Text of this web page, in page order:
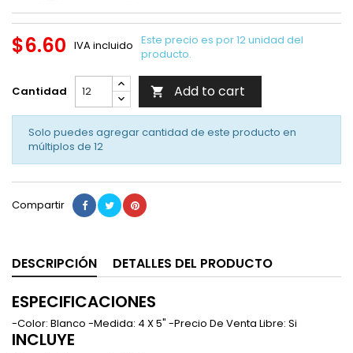
$6.60 IVA incluido Este precio es por 12 unidad del
producto.
Cantidad  Add to cart
Solo puedes agregar cantidad de este producto en
múltiplos de 12
Compartir
DESCRIPCIÓN DETALLES DEL PRODUCTO
ESPECIFICACIONES
-Color: Blanco -Medida: 4 X 5" -Precio De Venta Libre: Si
INCLUYE